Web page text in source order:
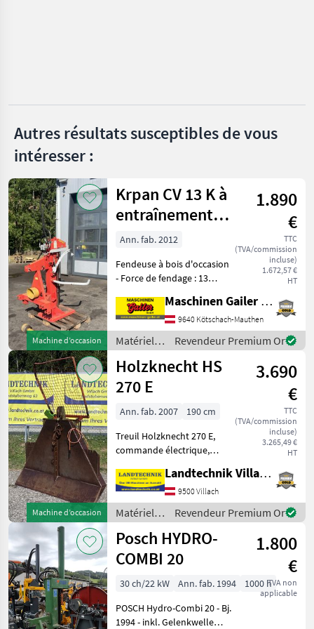
Hans Schreiner
Hammer
Afficher
tous
les 8
MARKETPLACE
Marketplace
Offres des
distributeurs
Petites
annonces
Autres résultats susceptibles de vous
intéresser :
Machine d’occasion
Krpan CV 13 K à
entraînement
par prise de
force
1.890
€
TTC
(TVA/commission
incluse)
1.672,57 €
HT
Ann. fab. 2012
Fendeuse à bois d'occasion
- Force de fendage : 13
fendage jusqu'à 110 cm -
Entraînement par prise de
force - Arbre à cardan -
Vérin de levage
Maschinen Gailer GmbH
9640 Kötschach-Mauthen
Matériels
forestiers
et
matériels
pour le
travail du
Krpan
Revendeur Premium Or
Machine d’occasion
Holzknecht HS
270 E
3.690
€
TTC
(TVA/commission
incluse)
3.265,49 €
HT
Ann. fab. 2007
190 cm
Treuil Holzknecht 270 E,
commande électrique,
grille de protection, 4
coulisseaux, crochet
d'extrémité et arbre
articulé, support pour tron
Landtechnik Villach GmbH
9500 Villach
Matériels
forestiers
et
matériels
pour le
travail du
Holzknecht
Revendeur Premium Or
Posch HYDRO-
COMBI 20
1.800
€
TVA non
applicable
30 ch/22 kW Ann. fab. 1994
1000 h
POSCH Hydro-Combi 20 - Bj.
1994 - inkl. Gelenkwelle